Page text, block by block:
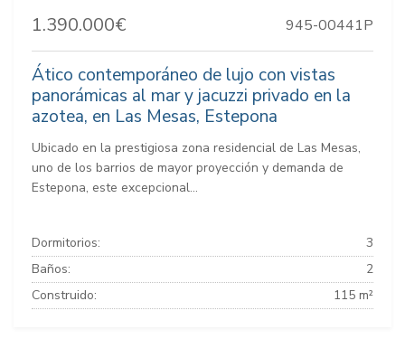
1.390.000€ 945-00441P
Ático contemporáneo de lujo con vistas
panorámicas al mar y jacuzzi privado en la
azotea, en Las Mesas, Estepona
Ubicado en la prestigiosa zona residencial de Las Mesas,
uno de los barrios de mayor proyección y demanda de
Estepona, este excepcional...
Dormitorios:
3
Baños:
2
Construido:
115 m²